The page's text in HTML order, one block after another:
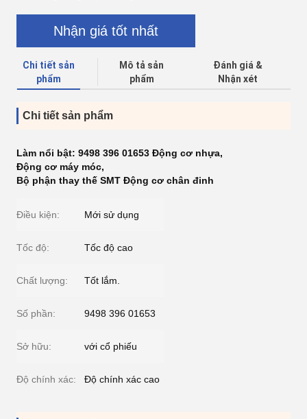
Nhận giá tốt nhất
Chi tiết sản
phẩm
Mô tả sản
phẩm
Đánh giá &
Nhận xét
Chi tiết sản phẩm
Làm nổi bật: 9498 396 01653 Động cơ nhựa,
Động cơ máy móc,
Bộ phận thay thế SMT Động cơ chân đinh
Điều kiện: Mới sử dụng
Tốc độ: Tốc độ cao
Chất lượng: Tốt lắm.
Số phần: 9498 396 01653
Sở hữu: với cổ phiếu
Độ chính xác: Độ chính xác cao